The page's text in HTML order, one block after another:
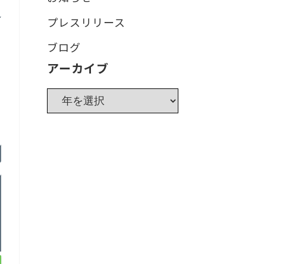
プレスリリース
ブログ
アーカイブ